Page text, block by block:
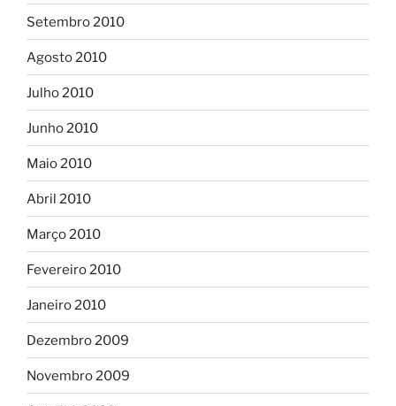
Setembro 2010
Agosto 2010
Julho 2010
Junho 2010
Maio 2010
Abril 2010
Março 2010
Fevereiro 2010
Janeiro 2010
Dezembro 2009
Novembro 2009